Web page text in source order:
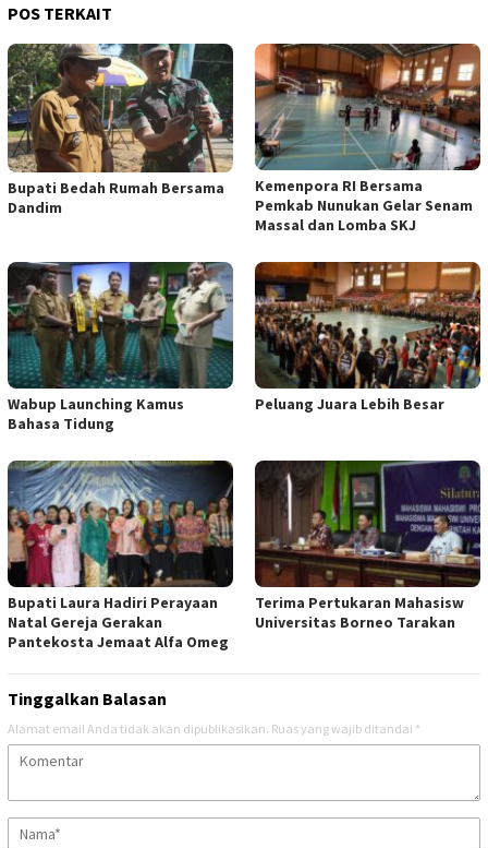
POS TERKAIT
Bupati Bedah Rumah Bersama
Dandim
Kemenpora RI Bersama
Pemkab Nunukan Gelar Senam
Massal dan Lomba SKJ
Wabup Launching Kamus
Bahasa Tidung
Peluang Juara Lebih Besar
Bupati Laura Hadiri Perayaan
Natal Gereja Gerakan
Pantekosta Jemaat Alfa Omeg
Terima Pertukaran Mahasisw
Universitas Borneo Tarakan
Tinggalkan Balasan
Alamat email Anda tidak akan dipublikasikan. Ruas yang wajib ditandai *